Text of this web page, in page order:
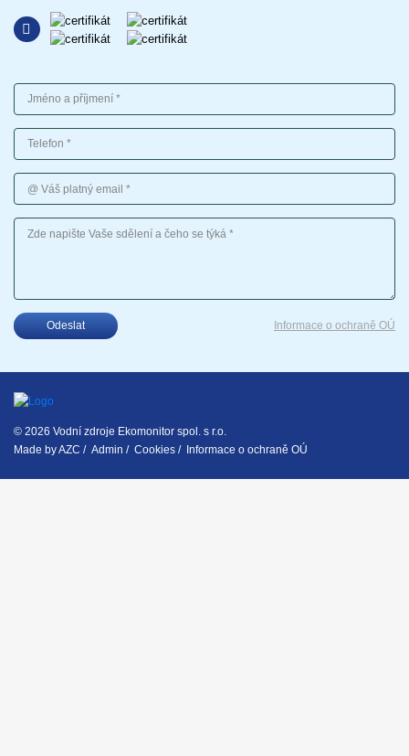
Jméno a příjmení
Telefon
Váš platný email
Vaše sdělení
Odeslat Informace o ochraně OÚ
© 2026 Vodní zdroje Ekomonitor spol. s r.o.
Made byAZC / Admin / Cookies / Informace o ochraně OÚ